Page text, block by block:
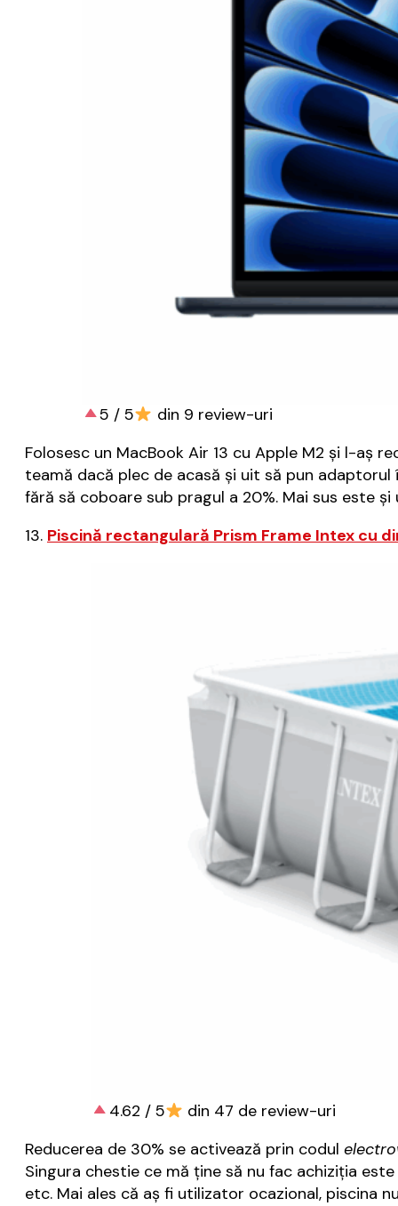
5 / 5
din 9 review-uri
Folosesc un MacBook Air 13 cu Apple M2 și l-aș
teamă dacă plec de acasă și uit să pun
fără să coboare sub pragul a 20%. Mai sus este
13. Piscină rectangulară Prism Frame Intex cu
4.62 / 5
din 47 de review-uri
Reducerea de 30% se activează prin codul
Singura chestie ce mă ține să nu fac achiziția
etc. Mai ales că aș fi utilizator ocazional, piscina